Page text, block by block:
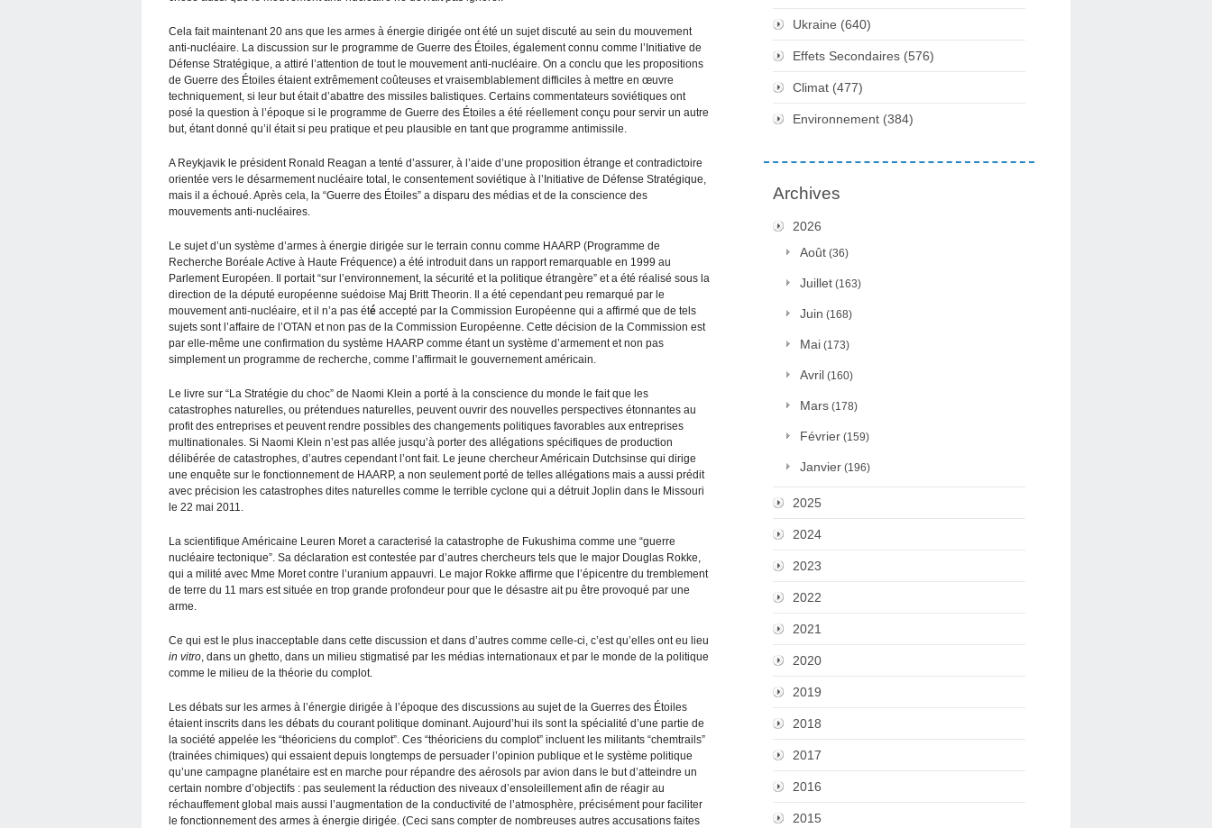
Cela fait maintenant 20 ans que les armes à énergie dirigée ont été un sujet discuté au sein du mouvement
anti-nucléaire. La discussion sur le programme de Guerre des Étoiles, également connu comme l’Initiative de
Défense Stratégique, a attiré l’attention de tout le mouvement anti-nucléaire. On a conclu que les propositions
de Guerre des Étoiles étaient extrêmement coûteuses et vraisemblablement difficiles à mettre en œuvre
techniquement, si leur but était d’abattre des missiles balistiques. Certains commentateurs soviétiques ont
posé la question à l’époque si le programme de Guerre des Étoiles a été réellement conçu pour servir un autre
but, étant donné qu’il était si peu pratique et peu plausible en tant que programme antimissile.
A Reykjavik le président Ronald Reagan a tenté d’assurer, à l’aide d’une proposition étrange et contradictoire
orientée vers le désarmement nucléaire total, le consentement soviétique à l’Initiative de Défense Stratégique,
mais il a échoué. Après cela, la “Guerre des Étoiles” a disparu des médias et de la conscience des
mouvements anti-nucléaires.
Le sujet d’un système d’armes à énergie dirigée sur le terrain connu comme HAARP (Programme de
Recherche Boréale Active à Haute Fréquence) a été introduit dans un rapport remarquable en 1999 au
Parlement Européen. Il portait “sur l’environnement, la sécurité et la politique étrangère” et a été réalisé sous la
direction de la député européenne suédoise Maj Britt Theorin. Il a été cependant peu remarqué par le
mouvement anti-nucléaire, et il n’a pas été accepté par la Commission Européenne qui a affirmé que de tels
sujets sont l’affaire de l’OTAN et non pas de la Commission Européenne. Cette décision de la Commission est
par elle-même une confirmation du système HAARP comme étant un système d’armement et non pas
simplement un programme de recherche, comme l’affirmait le gouvernement américain.
Le livre sur “La Stratégie du choc” de Naomi Klein a porté à la conscience du monde le fait que les
catastrophes naturelles, ou prétendues naturelles, peuvent ouvrir des nouvelles perspectives étonnantes au
profit des entreprises et peuvent rendre possibles des changements politiques favorables aux entreprises
multinationales. Si Naomi Klein n’est pas allée jusqu’à porter des allégations spécifiques de production
délibérée de catastrophes, d’autres cependant l’ont fait. Le jeune chercheur Américain Dutchsinse qui dirige
une enquête sur le fonctionnement de HAARP, a non seulement porté de telles allégations mais a aussi prédit
avec précision les catastrophes dites naturelles comme le terrible cyclone qui a détruit Joplin dans le Missouri
le 22 mai 2011.
La scientifique Américaine Leuren Moret a caracterisé la catastrophe de Fukushima comme une “guerre
nucléaire tectonique”. Sa déclaration est contestée par d’autres chercheurs tels que le major Douglas Rokke,
qui a milité avec Mme Moret contre l’uranium appauvri. Le major Rokke affirme que l’épicentre du tremblement
de terre du 11 mars est située en trop grande profondeur pour que le désastre ait pu être provoqué par une
arme.
Ce qui est le plus inacceptable dans cette discussion et dans d’autres comme celle-ci, c’est qu’elles ont eu lieu
in vitro , dans un ghetto, dans un milieu stigmatisé par les médias internationaux et par le monde de la politique
comme le milieu de la théorie du complot.
Les débats sur les armes à l’énergie dirigée à l’époque des discussions au sujet de la Guerres des Étoiles
étaient inscrits dans les débats du courant politique dominant. Aujourd’hui ils sont la spécialité d’une partie de
la société appelée les “théoriciens du complot”. Ces “théoriciens du complot” incluent les militants “chemtrails”
(trainées chimiques) qui essaient depuis longtemps de persuader l’opinion publique et le système politique
qu’une campagne planétaire est en marche pour répandre des aérosols par avion dans le but d’atteindre un
certain nombre d’objectifs : pas seulement la réduction des niveaux d’ensoleillement afin de réagir au
réchauffement global mais aussi l’augmentation de la conductivité de l’atmosphère, précisément pour faciliter
le fonctionnement des armes à énergie dirigée. (Ceci sans compter de nombreuses autres accusations faites
Ukraine (640)
Effets Secondaires (576)
Climat (477)
Environnement (384)
Archives
2026
Août (36)
Juillet (163)
Juin (168)
Mai (173)
Avril (160)
Mars (178)
Février (159)
Janvier (196)
2025
2024
2023
2022
2021
2020
2019
2018
2017
2016
2015